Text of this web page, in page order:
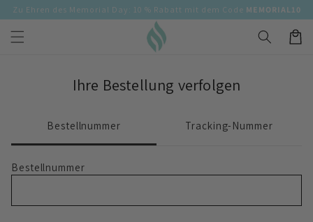
zum
Inhalt
Zu Ehren des Memorial Day: 10 % Rabatt mit dem Code MEMORIAL10
Ihre Bestellung verfolgen
Bestellnummer Tracking-Nummer
Bestellnummer